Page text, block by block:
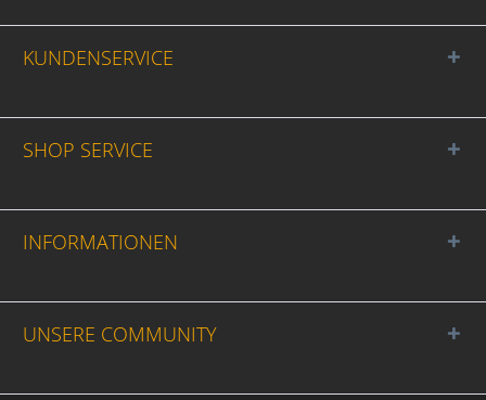
KUNDENSERVICE
SHOP SERVICE
INFORMATIONEN
UNSERE COMMUNITY